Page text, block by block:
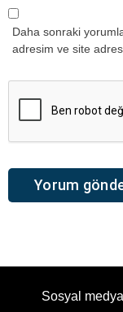
Daha sonraki
adresim ve site
Sosyal